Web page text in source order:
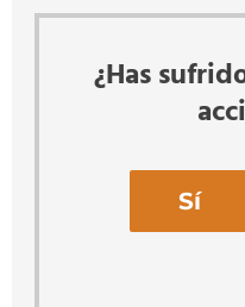
¿Has
Sí